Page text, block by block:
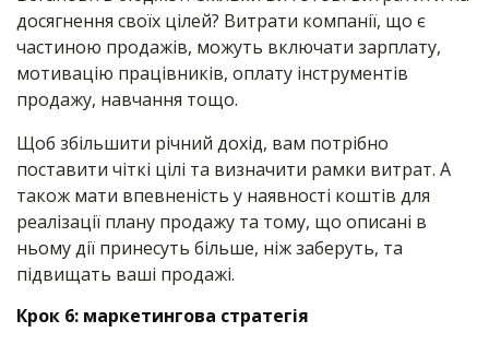
досягнення своїх цілей? Витрати компанії, що є
частиною продажів, можуть включати зарплату,
мотивацію працівників, оплату інструментів
продажу, навчання тощо.
Щоб збільшити річний дохід, вам потрібно
поставити чіткі цілі та визначити рамки витрат. А
також мати впевненість у наявності коштів для
реалізації плану продажу та тому, що описані в
ньому дії принесуть більше, ніж заберуть, та
підвищать ваші продажі.
Крок 6: маркетингова стратегія